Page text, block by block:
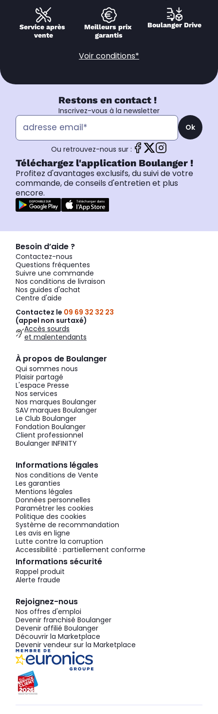
Service après
vente
Meilleurs prix
garantis
Boulanger Drive
Voir conditions*
Restons en contact !
Inscrivez-vous à la newsletter
Ok
Ou retrouvez-nous sur :
Téléchargez l'application Boulanger !
Profitez d'avantages exclusifs, du suivi de votre
commande, de conseils d'entretien et plus
encore.
Besoin d’aide ?
Contactez-nous
Questions fréquentes
Suivre une commande
Nos conditions de livraison
Nos guides d'achat
Centre d'aide
Contactez le 09 69 32 32 23
(appel non surtaxé)
Accès sourds
et malentendants
À propos de Boulanger
Qui sommes nous
Plaisir partagé
L'espace Presse
Nos services
Nos marques Boulanger
SAV marques Boulanger
Le Club Boulanger
Fondation Boulanger
Client professionnel
Boulanger INFINITY
Informations légales
Nos conditions de Vente
Les garanties
Mentions légales
Données personnelles
Paramétrer les cookies
Politique des cookies
Système de recommandation
Les avis en ligne
Lutte contre la corruption
Accessibilité : partiellement conforme
Informations sécurité
Rappel produit
Alerte fraude
Rejoignez-nous
Nos offres d'emploi
Devenir franchisé Boulanger
Devenir affilié Boulanger
Découvrir la Marketplace
Devenir vendeur sur la Marketplace